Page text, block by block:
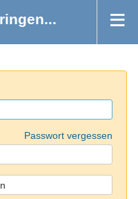
Passwort vergessen